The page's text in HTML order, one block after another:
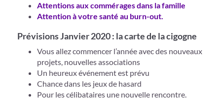
Attentions aux commérages dans la famille
Attention à votre santé au burn-out.
Prévisions Janvier 2020 : la carte de la cigogne
Vous allez commencer l’année avec des nouveaux
projets, nouvelles associations
Un heureux événement est prévu
Chance dans les jeux de hasard
Pour les célibataires une nouvelle rencontre.